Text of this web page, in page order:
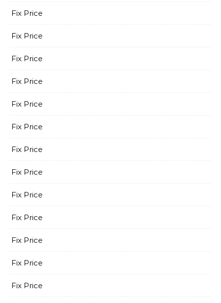
Fix Price
Fix Price
Fix Price
Fix Price
Fix Price
Fix Price
Fix Price
Fix Price
Fix Price
Fix Price
Fix Price
Fix Price
Fix Price